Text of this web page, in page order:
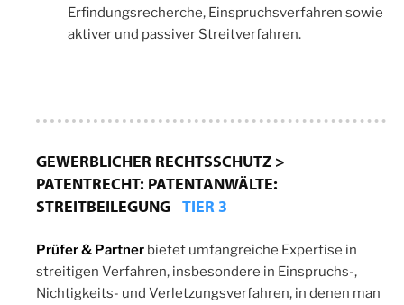
Erfindungsrecherche, Einspruchsverfahren sowie
aktiver und passiver Streitverfahren.
GEWERBLICHER RECHTSSCHUTZ >
PATENTRECHT: PATENTANWÄLTE:
STREITBEILEGUNG TIER 3
Prüfer & Partnerbietet umfangreiche Expertise in
streitigen Verfahren, insbesondere in Einspruchs-,
Nichtigkeits- und Verletzungsverfahren, in denen man